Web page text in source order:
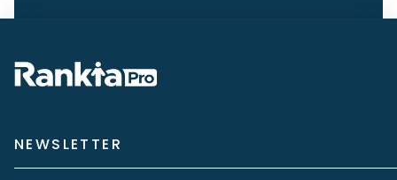
NEWSLETTER